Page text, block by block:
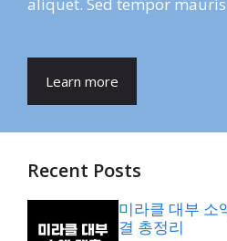
Learn more
Recent Posts
미라클 대부 소
결 총정리